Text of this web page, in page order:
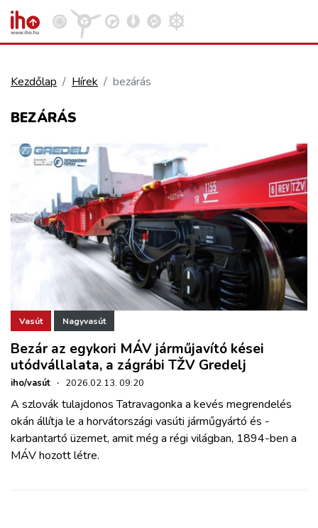
VASÚT
KÖZÚT
REPÜLÉS
KÖZLEKEDÉSFEJLESZTÉS
ELLÁTÁSI LÁNC
ZÖLDÚT
HAJÓZÁS
BLOG
ARCHÍVUM
Kezdőlap Hírek bezárás
BEZÁRÁS
Vasút Nagyvasút
Bezár az egykori MÁV járműjavító kései
utódvállalata, a zágrábi TŽV Gredelj
iho/vasút · 2026.02.13. 09:20
A szlovák tulajdonos Tatravagonka a kevés megrendelés
okán állítja le a horvátországi vasúti járműgyártó és -
karbantartó üzemet, amit még a régi világban, 1894-ben a
MÁV hozott létre.